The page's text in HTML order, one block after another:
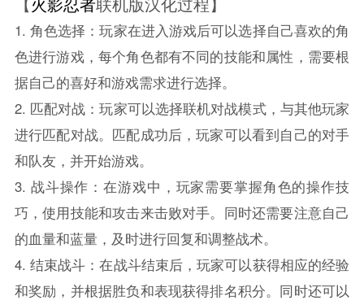
1. 角色选择：玩家在进入游戏后可以选择自己喜欢的角
色进行游戏，每个角色都有不同的技能和属性，需要根
据自己的喜好和游戏需求进行选择。
2. 匹配对战：玩家可以选择联机对战模式，与其他玩家
进行匹配对战。匹配成功后，玩家可以看到自己的对手
和队友，并开始游戏。
3. 战斗操作：在游戏中，玩家需要掌握角色的操作技
巧，使用技能和攻击来击败对手。同时还需要注意自己
的血量和蓝量，及时进行回复和调整战术。
4. 结束战斗：在战斗结束后，玩家可以获得相应的经验
和奖励，并根据胜负和表现获得排名积分。同时还可以